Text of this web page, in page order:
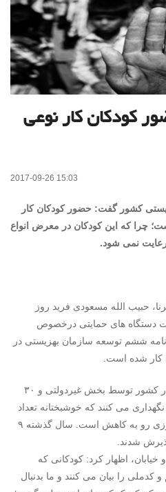
کودکان کار نوعی
2017-09-26 15:03
کشور گفت: حضور کودکان کار
چرا که این کودکان در معرض انواع
رعایت نمی شود.
حبیب الله مسعودی فرید روز
دستگاه های حمایتی درخصوص
ششم توسعه سازمان بهزیستی در
کار شده است.
وی اضافه کرد: ۵۰ مرکز روزانه در کشور توسط بخش غیردولتی و ۳۰
می کنند که خوشبختانه تعداد
ورودی کودکان در مراکز شبانه روزی رو به کاهش است. سال گذشته ۹
خیابان، اظهار کرد: کودکانی که
را بیان می کنند و ما بدنبال